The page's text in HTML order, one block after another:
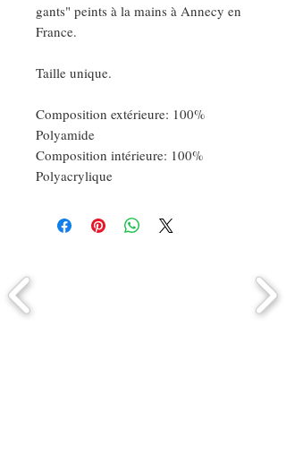
gants" peints à la mains à Annecy en
France.
Taille unique.
Composition extérieure: 100%
Polyamide
Composition intérieure: 100%
Polyacrylique